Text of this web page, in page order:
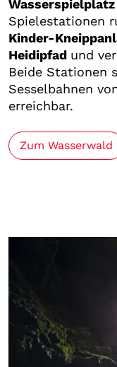
Wasserspielplatz
Spielestationen
Kinder-
Heidipfad und
Beide Stationen
Sesselbahnen
erreichbar.
Zum Wasserwald